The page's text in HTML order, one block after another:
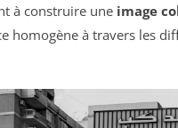
à construire une image
homogène à travers les